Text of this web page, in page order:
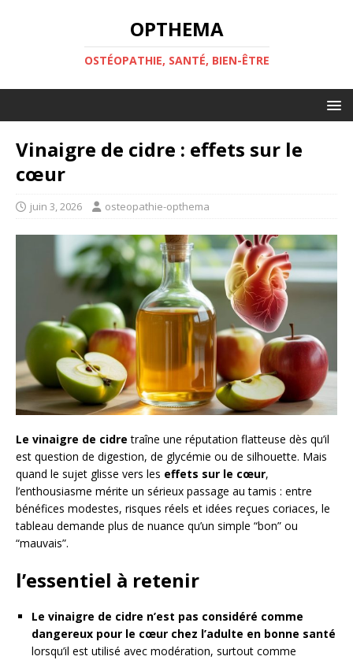
OPTHEMA
OSTÉOPATHIE, SANTÉ, BIEN-ÊTRE
Vinaigre de cidre : effets sur le
cœur
juin 3, 2026 osteopathie-opthema
Le vinaigre de cidre traîne une réputation flatteuse dès qu’il
est question de digestion, de glycémie ou de silhouette. Mais
quand le sujet glisse vers les effets sur le cœur,
l’enthousiasme mérite un sérieux passage au tamis : entre
bénéfices modestes, risques réels et idées reçues coriaces, le
tableau demande plus de nuance qu’un simple “bon” ou
“mauvais”.
l’essentiel à retenir
Le vinaigre de cidre n’est pas considéré comme
dangereux pour le cœur chez l’adulte en bonne santé
lorsqu’il est utilisé avec modération, surtout comme